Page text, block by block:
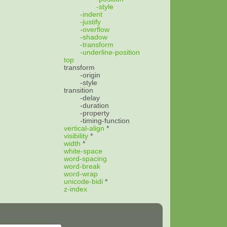
-style
-indent
-justify
-overflow
-shadow
-transform
-underline-position
top
transform
-origin
-style
transition
-delay
-duration
-property
-timing-function
vertical-align *
visibility *
width *
white-space
word-spacing
word-break
word-wrap
unicode-bidi *
z-index